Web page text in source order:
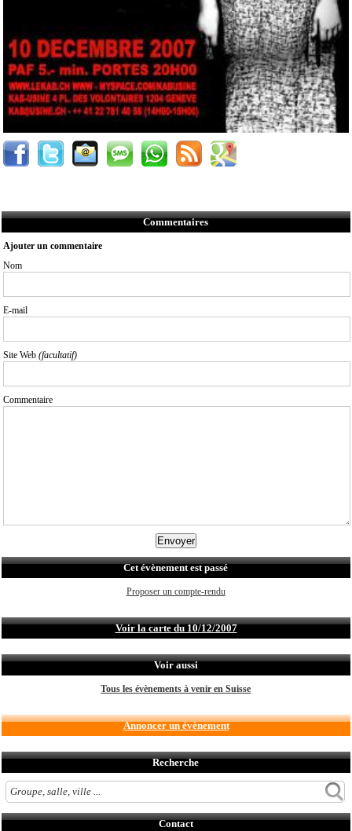
Commentaires
Ajouter un commentaire
Nom
E-mail
Site Web (facultatif)
Commentaire
Cet évènement est passé
Proposer un compte-rendu
Voir la carte du 10/12/2007
Voir aussi
Tous les évènements à venir en Suisse
Annoncer un évènement
Recherche
Contact